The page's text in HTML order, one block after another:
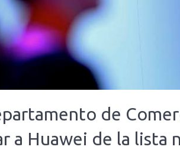
de
a Huawei de la lista